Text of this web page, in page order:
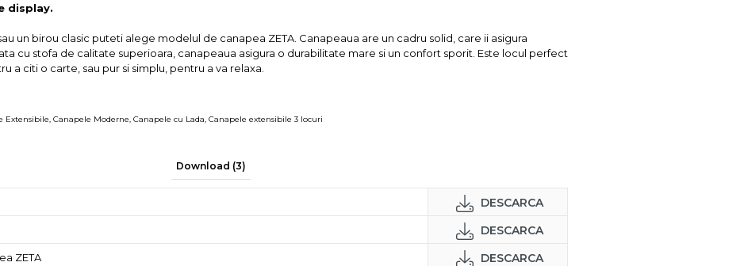
display.
un birou clasic puteti alege modelul de canapea ZETA. Canapeaua are un cadru solid, care ii asigura
cu stofa de calitate superioara, canapeaua asigura o durabilitate mare si un confort sporit. Este locul perfect
a citi o carte, sau pur si simplu, pentru a va relaxa.
Extensibile, Canapele Moderne, Canapele cu Lada, Canapele extensibile 3 locuri
Download (3)
DESCARCA
DESCARCA
ZETA DESCARCA